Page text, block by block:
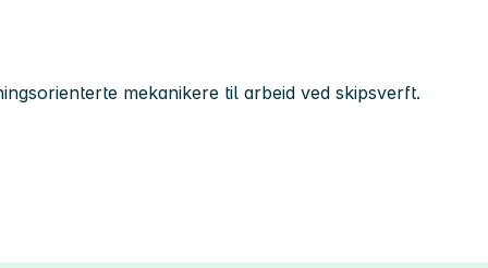
mekanikere til arbeid ved skipsverft.